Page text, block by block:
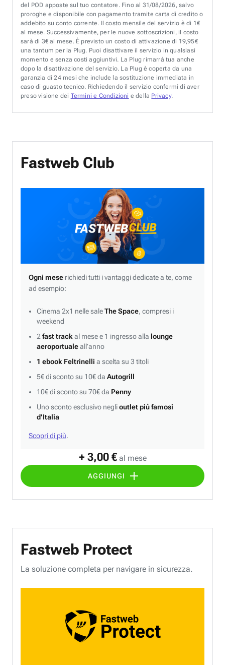
del POD apposte sul tuo contatore. Fino al 31/08/2026, salvo
proroghe e disponibile con pagamento tramite carta di credito o
addebito su conto corrente. Il costo mensile del servizio è di 1€
al mese. Successivamente, per le nuove sottoscrizioni, il costo
sarà di 3€ al mese. È previsto un costo di attivazione di 19,95€
una tantum per la Plug. Puoi disattivare il servizio in qualsiasi
momento e senza costi aggiuntivi. La Plug rimarrà tua anche
dopo la disattivazione del servizio. La Plug è coperta da una
garanzia di 24 mesi che include la sostituzione immediata in
caso di guasto tecnico. Richiedendo il servizio confermi di aver
preso visione dei Termini e Condizioni e della Privacy.
Fastweb Club
+ 3,00 € al mese
AGGIUNGI
Ogni mese richiedi tutti i vantaggi dedicate a te, come
ad esempio:
Cinema 2x1 nelle saleThe Space, compresi i
weekend
2 fast track al mese e 1 ingresso alla lounge
aeroportualeall’anno
1 ebook Feltrinelli a scelta su 3 titoli
5€ di sconto su 10€ da Autogrill
10€ di sconto su 70€ da Penny
Uno sconto esclusivo neglioutlet più famosi
d’Italia
Scopri di più.
Fastweb Protect
La soluzione completa per navigare in sicurezza.